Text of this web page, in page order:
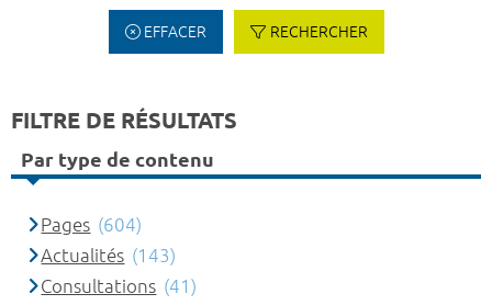
EFFACER RECHERCHER
FILTRE DE RÉSULTATS
Par type de contenu
Pages (604)
Actualités (143)
Consultations (41)